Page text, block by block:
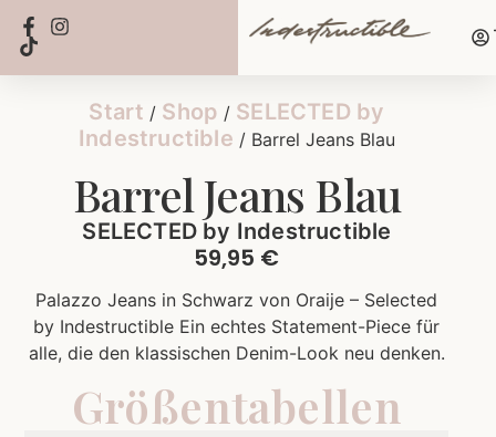
Start / Shop / SELECTED by
Indestructible / Barrel Jeans Blau
Barrel Jeans Blau
SELECTED by Indestructible
59,95 €
Palazzo Jeans in Schwarz von Oraije – Selected
by Indestructible Ein echtes Statement-Piece für
alle, die den klassischen Denim-Look neu denken.
Größentabellen